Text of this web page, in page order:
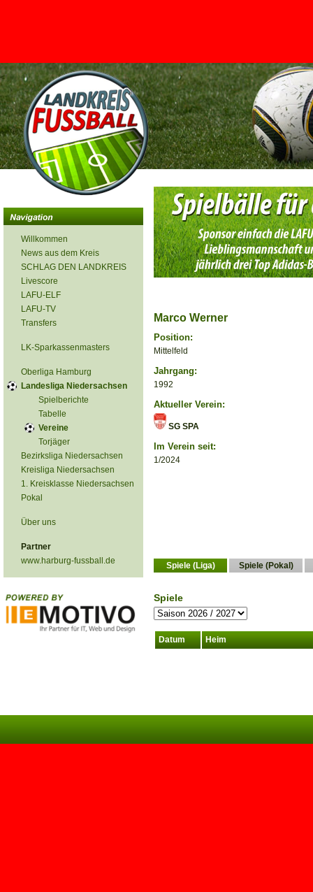
<
Willkommen
News aus dem Kreis
SCHLAG DEN LANDKREIS
Livescore
LAFU-ELF
LAFU-TV
Transfers
LK-Sparkassenmasters
Oberliga Hamburg
Landesliga Niedersachsen
Spielberichte
Tabelle
Vereine
Torjäger
Bezirksliga Niedersachsen
Kreisliga Niedersachsen
1. Kreisklasse Niedersachsen
Pokal
Über uns
Partner
www.harburg-fussball.de
Marco Werner
Position:
Mittelfeld
Jahrgang:
1992
Aktueller Verein:
SG SPA
Im Verein seit:
1/2024
Spiele (Liga) Spiele (Pokal)
Spiele
Datum Heim